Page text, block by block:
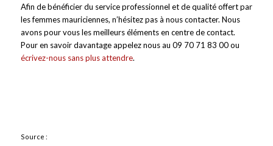
Afin de bénéficier du service professionnel et de qualité offert par
les femmes mauriciennes, n’hésitez pas à nous contacter. Nous
avons pour vous les meilleurs éléments en centre de contact.
Pour en savoir davantage appelez nous au 09 70 71 83 00 ou
écrivez-nous sans plus attendre.
Source :